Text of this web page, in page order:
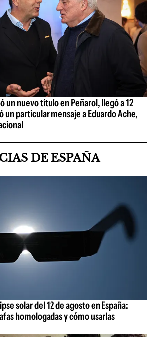
un nuevo título en Peñarol, llegó a 12
un particular mensaje a Eduardo Ache,
DE ESPAÑA
solar del 12 de agosto en España:
homologadas y cómo usarlas